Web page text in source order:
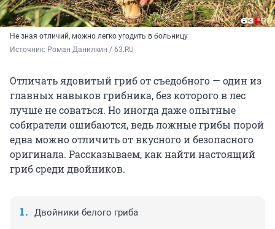
Не зная отличий, можно легко угодить в больницу
Источник: Роман Данилкин / 63.RU
Отличать ядовитый гриб от съедобного — один из
главных навыков грибника, без которого в лес
лучше не соваться. Но иногда даже опытные
собиратели ошибаются, ведь ложные грибы порой
едва можно отличить от вкусного и безопасного
оригинала. Рассказываем, как найти настоящий
гриб среди двойников.
Двойники белого гриба